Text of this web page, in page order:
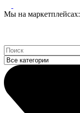
Мы на маркетплейсах:
Search
...